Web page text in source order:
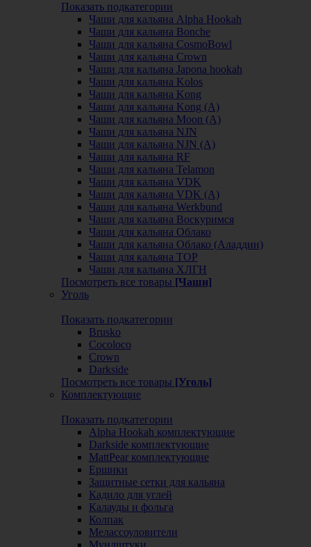
Показать подкатегории
Чаши для кальяна Alpha Hookah
Чаши для кальяна Bonche
Чаши для кальяна CosmoBowl
Чаши для кальяна Crown
Чаши для кальяна Japona hookah
Чаши для кальяна Kolos
Чаши для кальяна Kong
Чаши для кальяна Kong (A)
Чаши для кальяна Moon (А)
Чаши для кальяна NJN
Чаши для кальяна NJN (А)
Чаши для кальяна RF
Чаши для кальяна Telamon
Чаши для кальяна VDK
Чаши для кальяна VDK (А)
Чаши для кальяна Werkbund
Чаши для кальяна Воскуримся
Чаши для кальяна Облако
Чаши для кальяна Облако (Аладдин)
Чаши для кальяна ТОР
Чаши для кальяна ХЛГН
Посмотреть все товары [Чаши]
Уголь
Показать подкатегории
Brusko
Cocoloco
Crown
Darkside
Посмотреть все товары [Уголь]
Комплектующие
Показать подкатегории
Alpha Hookah комплектующие
Darkside комплектующие
MattPear комплектующие
Ершики
Защитные сетки для кальяна
Кадило для углей
Калауды и фольга
Колпак
Мелассоуловители
Мундштуки